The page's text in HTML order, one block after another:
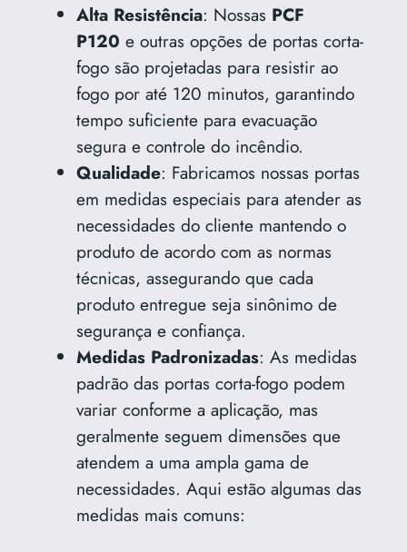
Alta Resistência: Nossas PCF
P120 e outras opções de portas corta-
fogo são projetadas para resistir ao
fogo por até 120 minutos, garantindo
tempo suficiente para evacuação
segura e controle do incêndio.
Qualidade: Fabricamos nossas portas
em medidas especiais para atender as
necessidades do cliente mantendo o
produto de acordo com as normas
técnicas, assegurando que cada
produto entregue seja sinônimo de
segurança e confiança.
Medidas Padronizadas: As medidas
padrão das portas corta-fogo podem
variar conforme a aplicação, mas
geralmente seguem dimensões que
atendem a uma ampla gama de
necessidades. Aqui estão algumas das
medidas mais comuns: